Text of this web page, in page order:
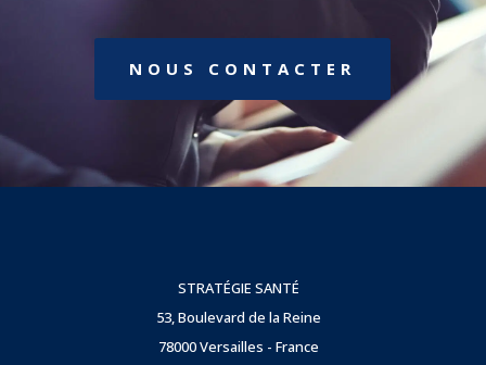
NOUS CONTACTER
STRATÉGIE SANTÉ
53, Boulevard de la Reine
78000 Versailles - France